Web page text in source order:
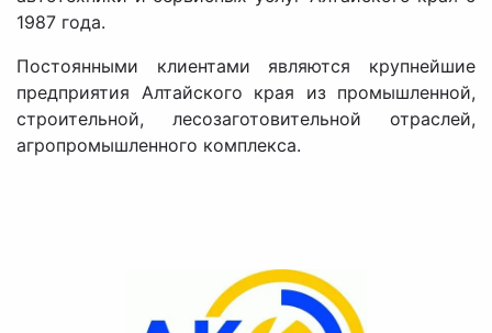
1987 года.
Постоянными клиентами являются крупнейшие
предприятия Алтайского края из промышленной,
строительной, лесозаготовительной отраслей,
агропромышленного комплекса.